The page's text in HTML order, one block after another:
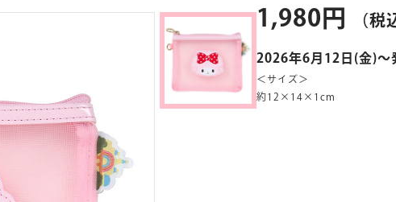
よくあるご質問
1,980円 （税
2026年6月12日(金)～
＜サイズ＞
約12×14×1cm